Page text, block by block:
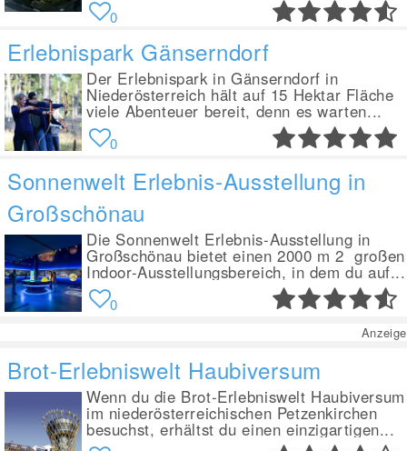
0
Erlebnispark Gänserndorf
Der Erlebnispark in Gänserndorf in
Niederösterreich hält auf 15 Hektar Fläche
viele Abenteuer bereit, denn es warten...
0
Sonnenwelt Erlebnis-Ausstellung in
Großschönau
Die Sonnenwelt Erlebnis-Ausstellung in
Großschönau bietet einen 2000 m 2 großen
Indoor-Ausstellungsbereich, in dem du auf...
0
Anzeige
Brot-Erlebniswelt Haubiversum
Wenn du die Brot-Erlebniswelt Haubiversum
im niederösterreichischen Petzenkirchen
besuchst, erhältst du einen einzigartigen...